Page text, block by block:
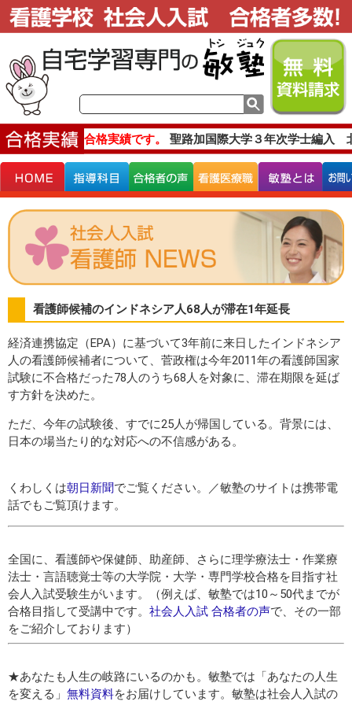
主な合格実績です。 聖路加国際大学３年次学士編入
看護師候補のインドネシア人68人が滞在1年延長
経済連携協定（EPA）に基づいて3年前に来日したインドネシア
人の看護師候補者について、菅政権は今年2011年の看護師国家
試験に不合格だった78人のうち68人を対象に、滞在期限を延ば
す方針を決めた。
ただ、今年の試験後、すでに25人が帰国している。背景には、
日本の場当たり的な対応への不信感がある。
くわしくは朝日新聞でご覧ください。／敏塾のサイトは携帯電
話でもご覧頂けます。
全国に、看護師や保健師、助産師、さらに理学療法士・作業療
法士・言語聴覚士等の大学院・大学・専門学校合格を目指す社
会人入試受験生がいます。（例えば、敏塾では10～50代までが
合格目指して受講中です。 社会人入試 合格者の声で、その一部
をご紹介しております）
★あなたも人生の岐路にいるのかも。敏塾では「あなたの人生
を変える」 無料資料をお届けしています。敏塾は社会人入試の